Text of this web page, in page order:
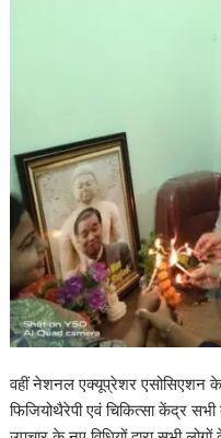
वहीं नेशनल एक्यूप्रेशर एसोसिएशन के
फिजियोथैरेपी एवं चिकित्सा केंद्र